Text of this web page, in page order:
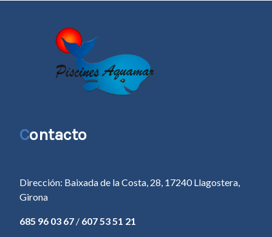
Contacto
Dirección: Baixada de la Costa, 28, 17240 Llagostera,
Girona
685 96 03 67 / 607 53 51 21